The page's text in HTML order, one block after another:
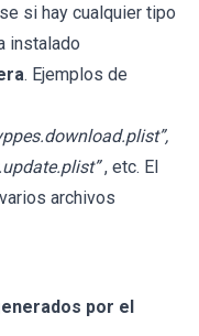
si hay cualquier tipo
instalado
. Ejemplos de
, etc. El
archivos
por el